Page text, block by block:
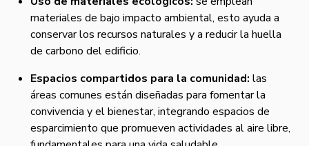
materiales de bajo impacto ambiental, esto ayuda a
conservar los recursos naturales y a reducir la huella
de carbono del edificio.
Espacios compartidos para la comunidad: las
áreas comunes están diseñadas para fomentar la
convivencia y el bienestar, integrando espacios de
esparcimiento que promueven actividades al aire libre,